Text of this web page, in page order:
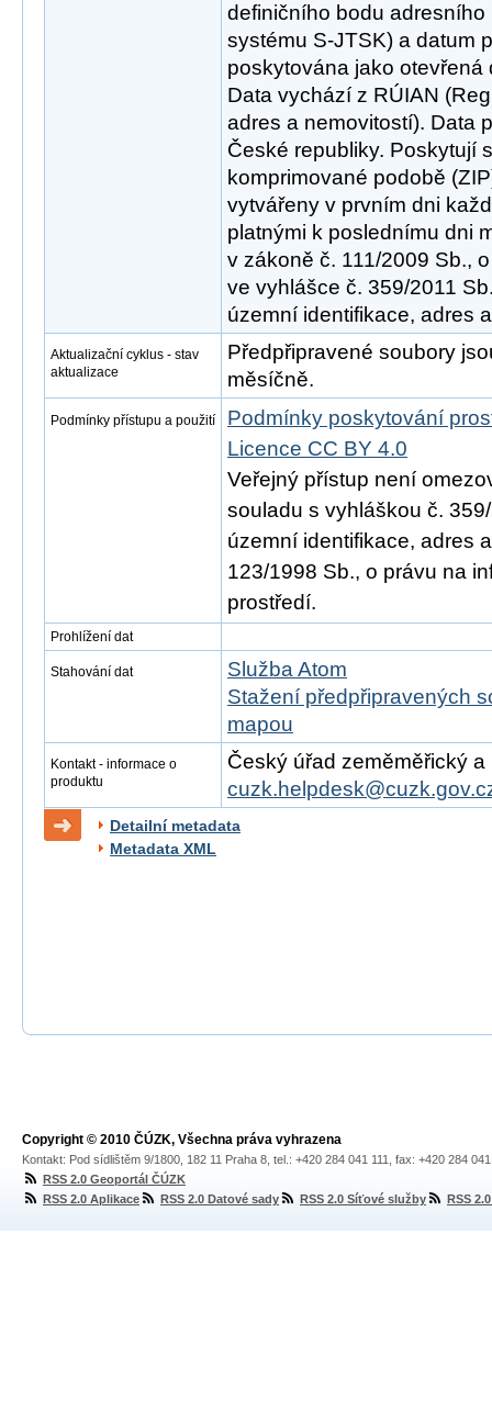
definičního bodu
systému S-JTSK) a datum
poskytována jako otevřená
Data vychází z RÚIAN
adres a nemovitostí). Data
České republiky. Poskytují
komprimované podobě
vytvářeny v prvním dni
platnými k poslednímu dni
v zákoně č. 111/2009 Sb.,
ve vyhlášce č. 359/2011
územní identifikace, adres
Aktualizační cyklus - stav
aktualizace
Předpřipravené soubory
měsíčně.
Podmínky přístupu a použití
Podmínky poskytování
Licence CC BY 4.0
Veřejný přístup není
souladu s vyhláškou č.
územní identifikace, adres
123/1998 Sb., o právu na
prostředí.
Prohlížení dat
Stahování dat
Služba Atom
Stažení předpřipravených
mapou
Kontakt - informace o
produktu
Český úřad zeměměřický
Detailní metadata
Metadata XML
Copyright © 2010 ČÚZK, Všechna práva vyhrazena
Kontakt: Pod sídlištěm 9/1800, 182 11 Praha 8, tel.: +420 284 041 111, fax: +420 284
RSS 2.0 Geoportál ČÚZK
RSS 2.0 Aplikace
RSS 2.0 Datové sady RSS 2.0 Síťové služby RSS